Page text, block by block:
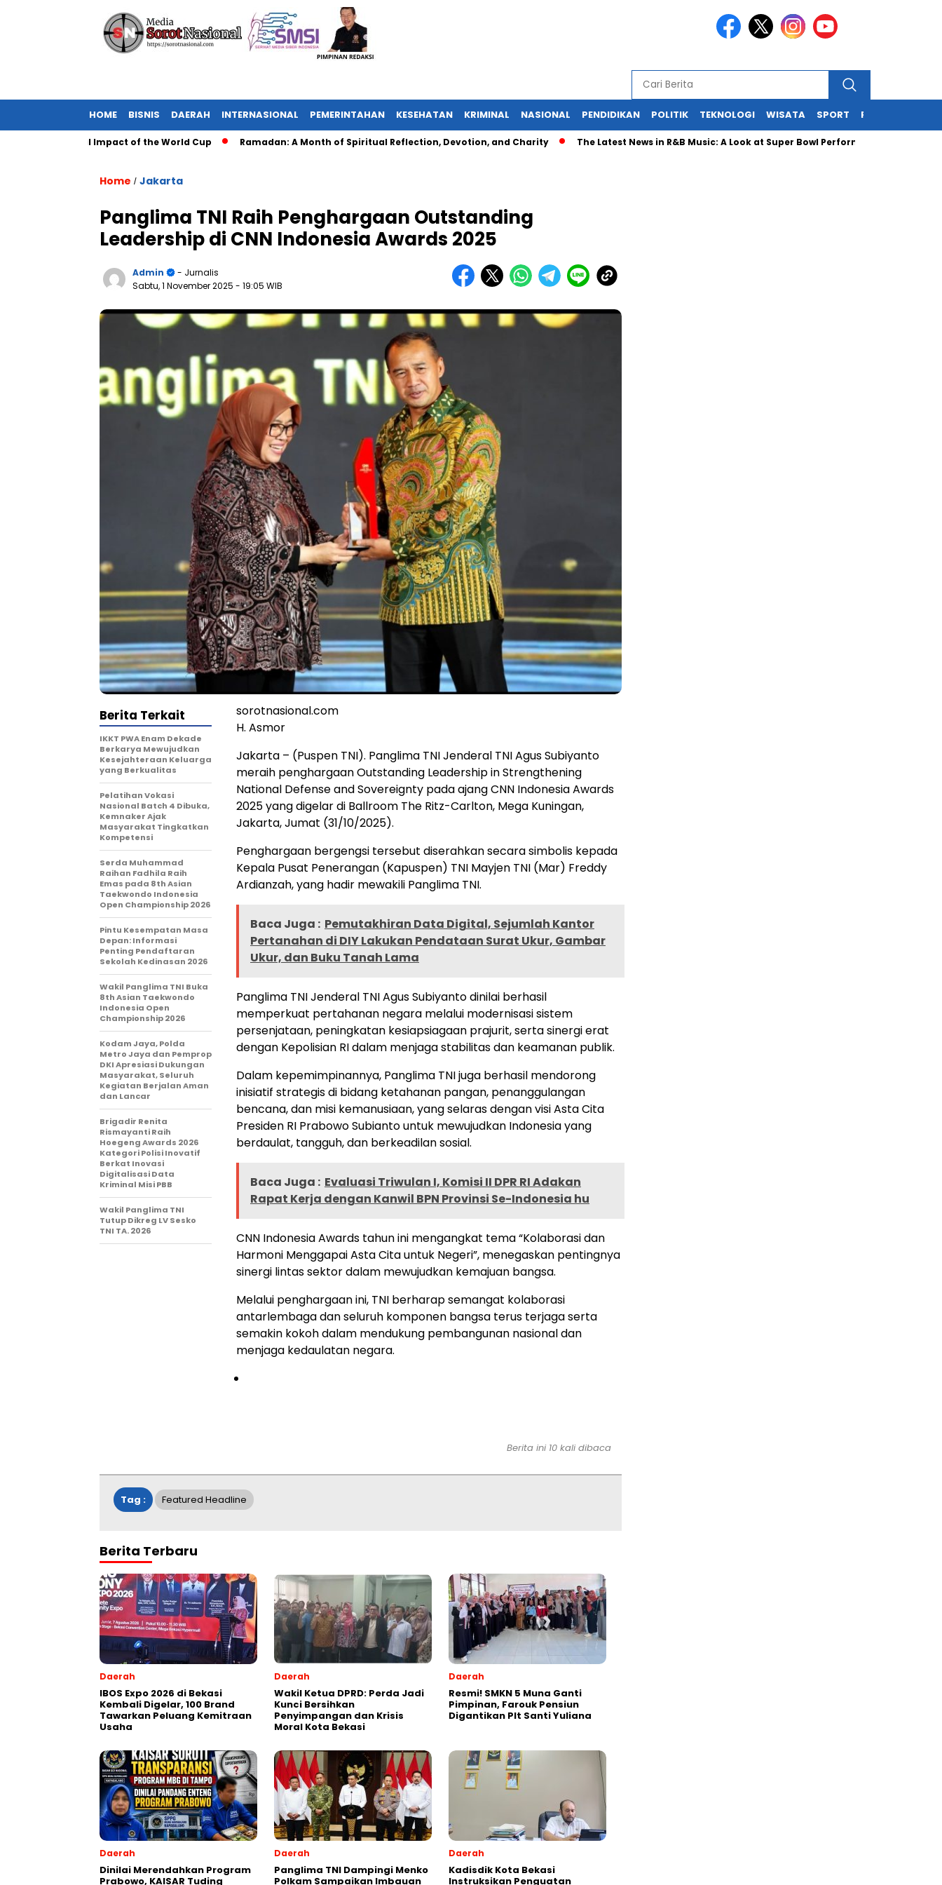
HOME BISNIS DAERAH INTERNASIONAL PEMERINTAHAN KESEHATAN KRIMINAL NASIONAL PENDIDIKAN POLITIK TEKNOLOGI WISATA SPORT REDAKSI
The Global Impact of the World Cup Ramadan: A Month of Spiritual Reflection, Devotion, and Charity The Latest News in R&B Music: A Look at Super Bowl Performances, New Albums,
Home / Jakarta
Panglima TNI Raih Penghargaan Outstanding
Leadership di CNN Indonesia Awards 2025
Admin
- Jurnalis
Sabtu, 1 November 2025 - 19:05 WIB
sorotnasional.com
H. Asmor
Jakarta – (Puspen TNI). Panglima TNI Jenderal TNI Agus Subiyanto
meraih penghargaan Outstanding Leadership in Strengthening
National Defense and Sovereignty pada ajang CNN Indonesia Awards
2025 yang digelar di Ballroom The Ritz-Carlton, Mega Kuningan,
Jakarta, Jumat (31/10/2025).
Penghargaan bergengsi tersebut diserahkan secara simbolis kepada
Kepala Pusat Penerangan (Kapuspen) TNI Mayjen TNI (Mar) Freddy
Ardianzah, yang hadir mewakili Panglima TNI.
Baca Juga : Pemutakhiran Data Digital, Sejumlah Kantor
Pertanahan di DIY Lakukan Pendataan Surat Ukur, Gambar
Ukur, dan Buku Tanah Lama
Panglima TNI Jenderal TNI Agus Subiyanto dinilai berhasil
memperkuat pertahanan negara melalui modernisasi sistem
persenjataan, peningkatan kesiapsiagaan prajurit, serta sinergi erat
dengan Kepolisian RI dalam menjaga stabilitas dan keamanan publik.
Dalam kepemimpinannya, Panglima TNI juga berhasil mendorong
inisiatif strategis di bidang ketahanan pangan, penanggulangan
bencana, dan misi kemanusiaan, yang selaras dengan visi Asta Cita
Presiden RI Prabowo Subianto untuk mewujudkan Indonesia yang
berdaulat, tangguh, dan berkeadilan sosial.
Baca Juga : Evaluasi Triwulan I, Komisi II DPR RI Adakan
Rapat Kerja dengan Kanwil BPN Provinsi Se-Indonesia hu
CNN Indonesia Awards tahun ini mengangkat tema “Kolaborasi dan
Harmoni Menggapai Asta Cita untuk Negeri”, menegaskan pentingnya
sinergi lintas sektor dalam mewujudkan kemajuan bangsa.
Melalui penghargaan ini, TNI berharap semangat kolaborasi
antarlembaga dan seluruh komponen bangsa terus terjaga serta
semakin kokoh dalam mendukung pembangunan nasional dan
menjaga kedaulatan negara.
Berita Terkait
IKKT PWA Enam Dekade
Berkarya Mewujudkan
Kesejahteraan Keluarga
yang Berkualitas
Pelatihan Vokasi
Nasional Batch 4 Dibuka,
Kemnaker Ajak
Masyarakat Tingkatkan
Kompetensi
Serda Muhammad
Raihan Fadhila Raih
Emas pada 8th Asian
Taekwondo Indonesia
Open Championship 2026
Pintu Kesempatan Masa
Depan: Informasi
Penting Pendaftaran
Sekolah Kedinasan 2026
Wakil Panglima TNI Buka
8th Asian Taekwondo
Indonesia Open
Championship 2026
Kodam Jaya, Polda
Metro Jaya dan Pemprop
DKI Apresiasi Dukungan
Masyarakat, Seluruh
Kegiatan Berjalan Aman
dan Lancar
Brigadir Renita
Rismayanti Raih
Hoegeng Awards 2026
Kategori Polisi Inovatif
Berkat Inovasi
Digitalisasi Data
Kriminal Misi PBB
Wakil Panglima TNI
Tutup Dikreg LV Sesko
TNI TA. 2026
Berita ini 10 kali dibaca
Tag : Featured Headline
Berita Terbaru
Daerah
IBOS Expo 2026 di Bekasi
Kembali Digelar, 100 Brand
Tawarkan Peluang Kemitraan
Usaha
Daerah
Wakil Ketua DPRD: Perda Jadi
Kunci Bersihkan
Penyimpangan dan Krisis
Moral Kota Bekasi
Daerah
Resmi! SMKN 5 Muna Ganti
Pimpinan, Farouk Pensiun
Digantikan Plt Santi Yuliana
Daerah
Dinilai Merendahkan Program
Prabowo, KAISAR Tuding
Daerah
Panglima TNI Dampingi Menko
Polkam Sampaikan Imbauan
Daerah
Kadisdik Kota Bekasi
Instruksikan Penguatan